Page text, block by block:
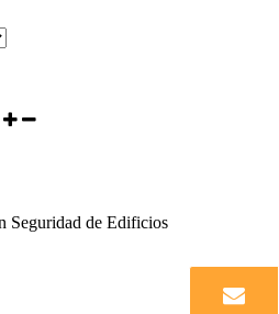
Seguridad de Edificios